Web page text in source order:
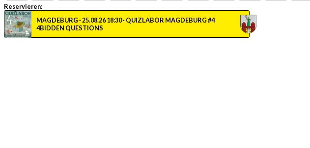
Reservieren:
MAGDEBURG · 25.08.26 18:30 · QUIZLABOR MAGDEBURG #4
4BIDDEN QUESTIONS